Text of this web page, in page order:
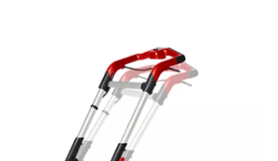
visitor. The website owner needs to setup
the site with their CMP to add this content
to the list of technologies used.
Powered byUsercentrics Consent
Management Platform